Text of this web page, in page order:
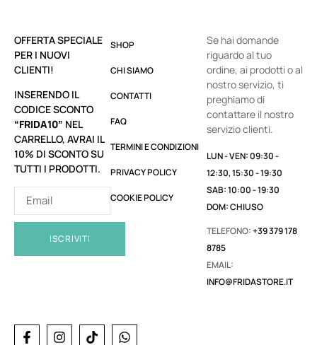
OFFERTA SPECIALE
PER I NUOVI
CLIENTI!
INSERENDO IL
CODICE SCONTO
“FRIDA10” NEL
CARRELLO, AVRAI IL
10% DI SCONTO SU
TUTTI I PRODOTTI.
ISCRIVITI
SHOP
CHI SIAMO
CONTATTI
FAQ
TERMINI E CONDIZIONI
PRIVACY POLICY
COOKIE POLICY
Se hai domande
riguardo al tuo
ordine, ai prodotti o al
nostro servizio, ti
preghiamo di
contattare il nostro
servizio clienti.
LUN - VEN: 09:30 -
12:30, 15:30 - 19:30
SAB: 10:00 - 19:30
DOM: CHIUSO
TELEFONO:+39 379 178
8785
EMAIL:
INFO@FRIDASTORE.IT